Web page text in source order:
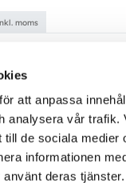
att anpassa
analysera vår
till de sociala
informationen
deras tjänster.
moms
2025-, rails